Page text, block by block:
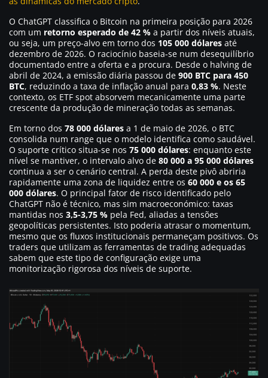
O ChatGPT classifica o Bitcoin na primeira posição para 2026
com um retorno esperado de 42 % a partir dos níveis atuais,
ou seja, um preço-alvo em torno dos 105 000 dólares até
dezembro de 2026. O raciocínio baseia-se num desequilíbrio
documentado entre a oferta e a procura. Desde o halving de
abril de 2024, a emissão diária passou de 900 BTC para 450
BTC, reduzindo a taxa de inflação anual para 0,83 %. Neste
contexto, os ETF spot absorvem mecanicamente uma parte
crescente da produção de mineração todas as semanas.
Em torno dos 78 000 dólares a 1 de maio de 2026, o BTC
consolida num range que o modelo identifica como saudável.
O suporte crítico situa-se nos 75 000 dólares: enquanto este
nível se mantiver, o intervalo alvo de 80 000 a 95 000 dólares
continua a ser o cenário central. A perda deste pivô abriria
rapidamente uma zona de liquidez entre os 60 000 e os 65
000 dólares. O principal fator de risco identificado pelo
ChatGPT não é técnico, mas sim macroeconómico: taxas
mantidas nos 3,5-3,75 % pela Fed, aliadas a tensões
geopolíticas persistentes. Isto poderia atrasar o momentum,
mesmo que os fluxos institucionais permaneçam positivos. Os
traders que utilizam as ferramentas de trading adequadas
sabem que este tipo de configuração exige uma
monitorização rigorosa dos níveis de suporte.